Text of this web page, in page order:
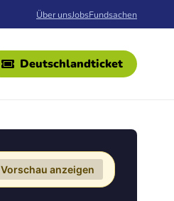
Über unsJobsFundsachen
Deutschlandticket
Vorschau anzeigen